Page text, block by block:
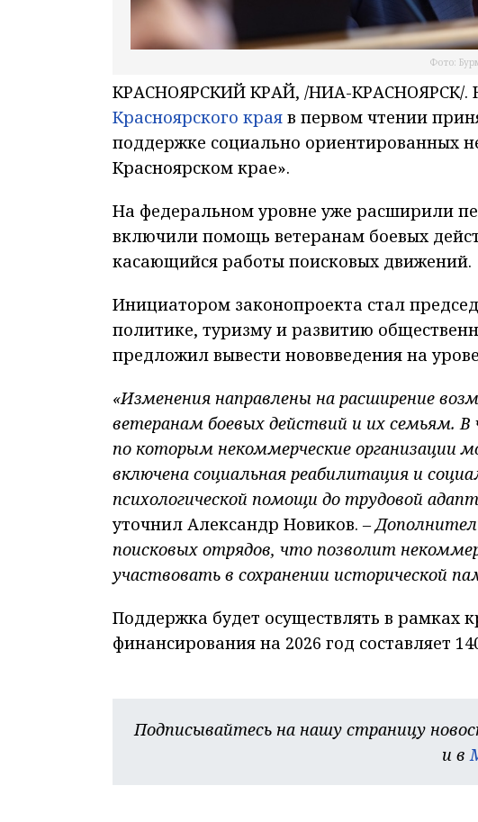
Фото:
КРАСНОЯРСКИЙ КРАЙ, /НИА-КРАСНОЯРСК/.
Красноярского края в первом чтении
поддержке социально ориентированных
Красноярском крае».
На федеральном уровне уже расширили
включили помощь ветеранам боевых
касающийся работы поисковых движений.
Инициатором законопроекта стал
политике, туризму и развитию
предложил вывести нововведения на
«Изменения направлены на расширение
ветеранам боевых действий и их семьям. В
по которым некоммерческие организации
включена социальная реабилитация и
психологической помощи до трудовой
уточнил Александр Новиков.–
поисковых отрядов, что позволит
участвовать в сохранении исторической
Поддержка будет осуществлять в рамках
финансирования на 2026 год составляет
Подписывайтесь на нашу страницу
и в